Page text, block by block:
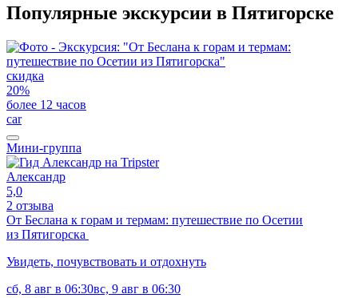
Популярные экскурсии в Пятигорске
скидка
20%
более 12 часов
car
Мини-группа
Александр
5,0
2 отзыва
От Беслана к горам и термам: путешествие по Осетии
из Пятигорска
Увидеть, почувствовать и отдохнуть
сб, 8 авг в 06:30вс, 9 авг в 06:30